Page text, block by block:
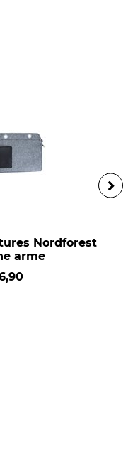
Nordforest
arme